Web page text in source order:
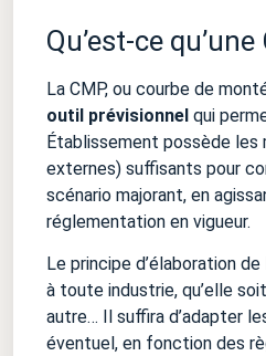
Qu’est-ce qu’une
La CMP, ou courbe de
outil prévisionnel qui
Établissement possède les
externes) suffisants pour
scénario majorant, en
réglementation en vigueur.
Le principe d’élaboration
à toute industrie, qu’elle
autre… Il suffira d’adapter
éventuel, en fonction des